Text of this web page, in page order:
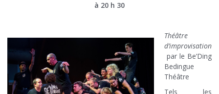
à 20 h 30
Théâtre
d’improvisation
par le Be’Ding
Bedingue
Théâtre
Tels les